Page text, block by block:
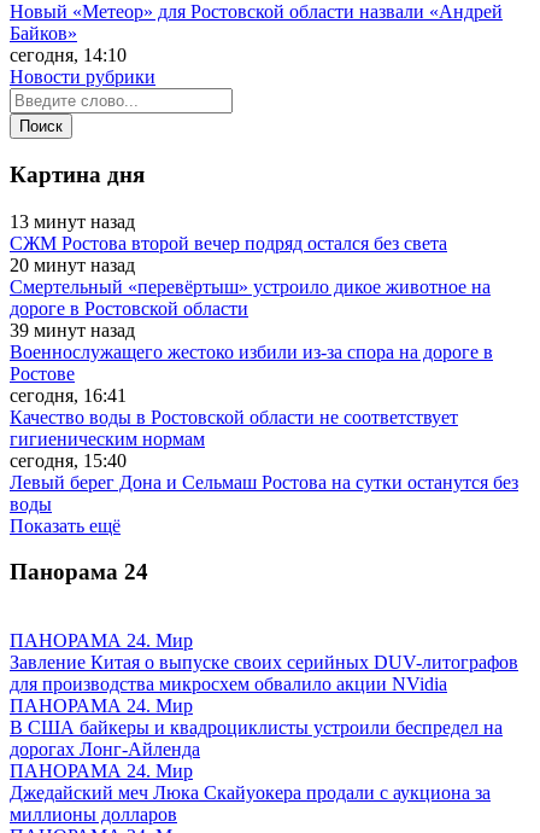
Новый «Метеор» для Ростовской области назвали «Андрей
Байков»
сегодня, 14:10
Новости рубрики
Картина дня
13 минут назад
СЖМ Ростова второй вечер подряд остался без света
20 минут назад
Смертельный «перевёртыш» устроило дикое животное на
дороге в Ростовской области
39 минут назад
Военнослужащего жестоко избили из-за спора на дороге в
Ростове
сегодня, 16:41
Качество воды в Ростовской области не соответствует
гигиеническим нормам
сегодня, 15:40
Левый берег Дона и Сельмаш Ростова на сутки останутся без
воды
Показать ещё
Панорама 24
ПАНОРАМА 24. Мир
Завление Китая о выпуске своих серийных DUV-литографов
для производства микросхем обвалило акции NVidia
ПАНОРАМА 24. Мир
В США байкеры и квадроциклисты устроили беспредел на
дорогах Лонг-Айленда
ПАНОРАМА 24. Мир
Джедайский меч Люка Скайуокера продали с аукциона за
миллионы долларов